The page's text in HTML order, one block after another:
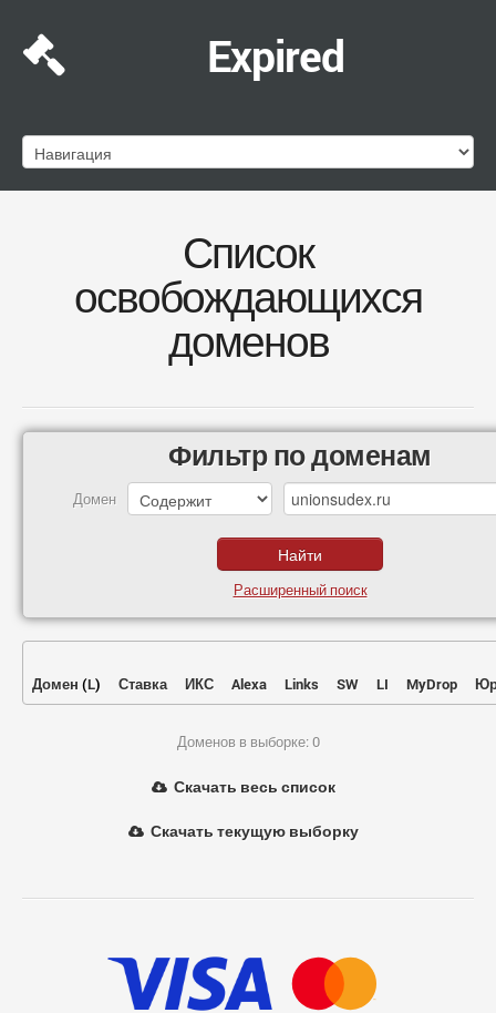
Expired
Список
освобождающихся
доменов
Фильтр по доменам
Домен
Расширенный поиск
Домен (L) Ставка ИКС Alexa Links SW LI MyDrop
Доменов в выборке: 0
Скачать весь список
Скачать текущую выборку